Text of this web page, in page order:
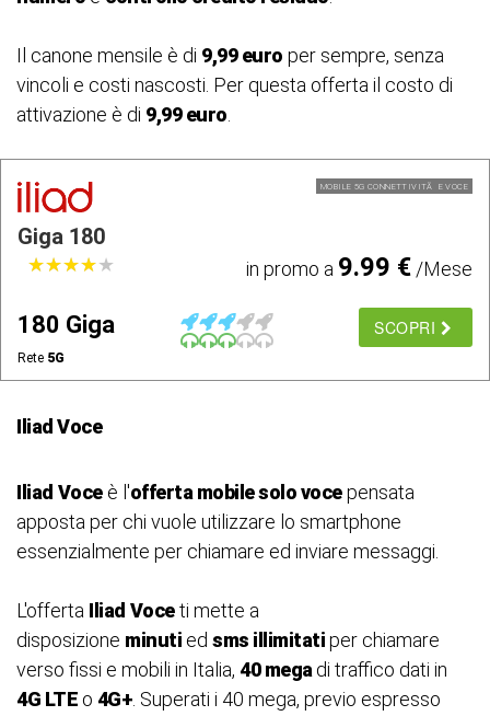
Il canone mensile è di 9,99 euro per sempre, senza
vincoli e costi nascosti. Per questa offerta il costo di
attivazione è di 9,99 euro
MOBILE 5G CONNETTIVITÃ E VOCE
Giga 180
★★★★★
★★★★★ in promo a 9.99 €/Mese
180 Giga
Rete 5G
SCOPRI
Iliad Voce
Iliad Voceè l'offerta mobile solo vocepensata
apposta per chi vuole utilizzare lo smartphone
essenzialmente per chiamare ed inviare messaggi.
L'offerta Iliad Voceti mette a
disposizione minuti ed sms illimitatiper chiamare
verso fissi e mobili in Italia, 40 mega di traffico dati in
4G LTE o 4G+ . Superati i 40 mega, previo espresso